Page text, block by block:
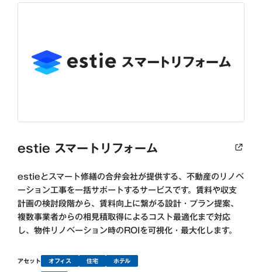
estie スマートリフォーム
estieとスマート修繕の合弁会社が提供する、不動産のリノベ
ーション工事を一括サポートするサービスです。賃料や収支
計画の検討段階から、賃料向上に繋がる設計・プラン提案、
複数事業者からの相見積取得によるコスト最適化まで対応
し、物件リノベーション時のROIを可視化・最大化します。
アセット オフィス 住宅 ホテル